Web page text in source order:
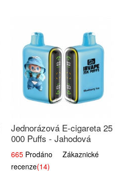
Jednorázová E-cigareta 25
000 Puffs - Jahodová
Zmrzlina
665 Prodáno Zákaznické
recenze(14)